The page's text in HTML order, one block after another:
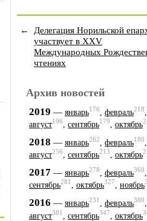
←
Делегация Норильской
участвует в XXV
Международных
чтениях
Архив новостей
2019 — январь176 февраль218
август196, сентябрь179, октябрь
2018 — январь262 февраль180
август256, сентябрь213, октябрь
2017 — январь278 февраль360
сентябрь281, октябрь327, ноябрь
2016 — январь231 февраль380
август381 сентябрь347 октябрь